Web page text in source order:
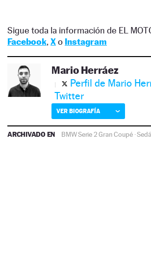
Sigue toda la información de EL
Facebook, Xo Instagram
Mario Herráez
Perfil de Mario
Twitter
VER BIOGRAFÍA
ARCHIVADO EN BMW Serie 2 Gran Coupé·